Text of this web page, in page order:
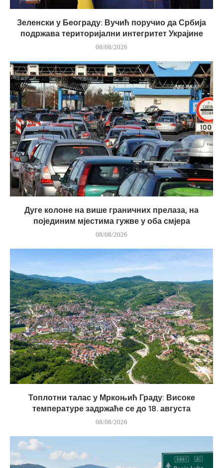
Зеленски у Београду: Вучић поручио да Србија
подржава територијални интегритет Украјине
08/08/2026
Дуге колоне на више граничних прелаза, на
појединим мјестима гужве у оба смјера
08/08/2026
Топлотни талас у Мркоњић Граду: Високе
температуре задржаће се до 18. августа
08/08/2026